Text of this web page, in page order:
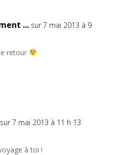
... sur 7 mai 2013 à 9
retour
sur 7 mai 2013 à 11 h 13
à toi !